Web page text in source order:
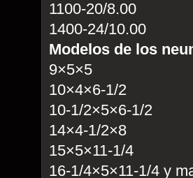
1100-20/8.00
1400-24/10.00
Modelos de los
9×5×5
10×4×6-1/2
10-1/2×5×6-1/2
14×4-1/2×8
15×5×11-1/4
16-1/4×5×11-1/4 y